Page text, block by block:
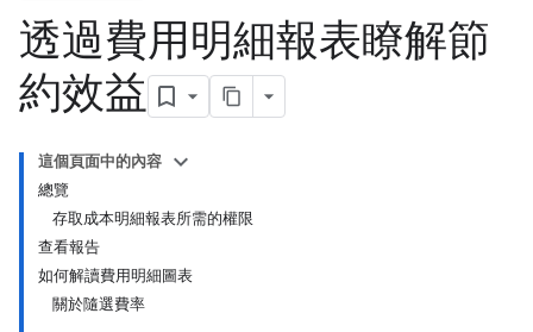
透過費用明細報表瞭解節
約效益
這個頁面中的內容
總覽
存取成本明細報表所需的權限
查看報告
如何解讀費用明細圖表
關於隨選費率